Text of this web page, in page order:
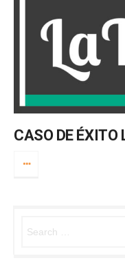
CASO DE ÉXITO